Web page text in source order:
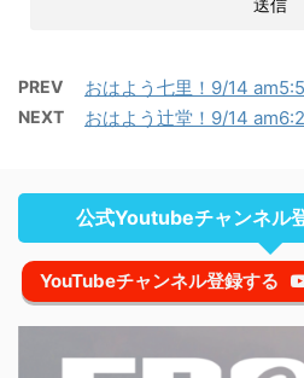
PREV おはよう七里！9/14
NEXT おはよう辻堂！9/14
公式Youtubeチャンネル
YouTubeチャンネル登録する